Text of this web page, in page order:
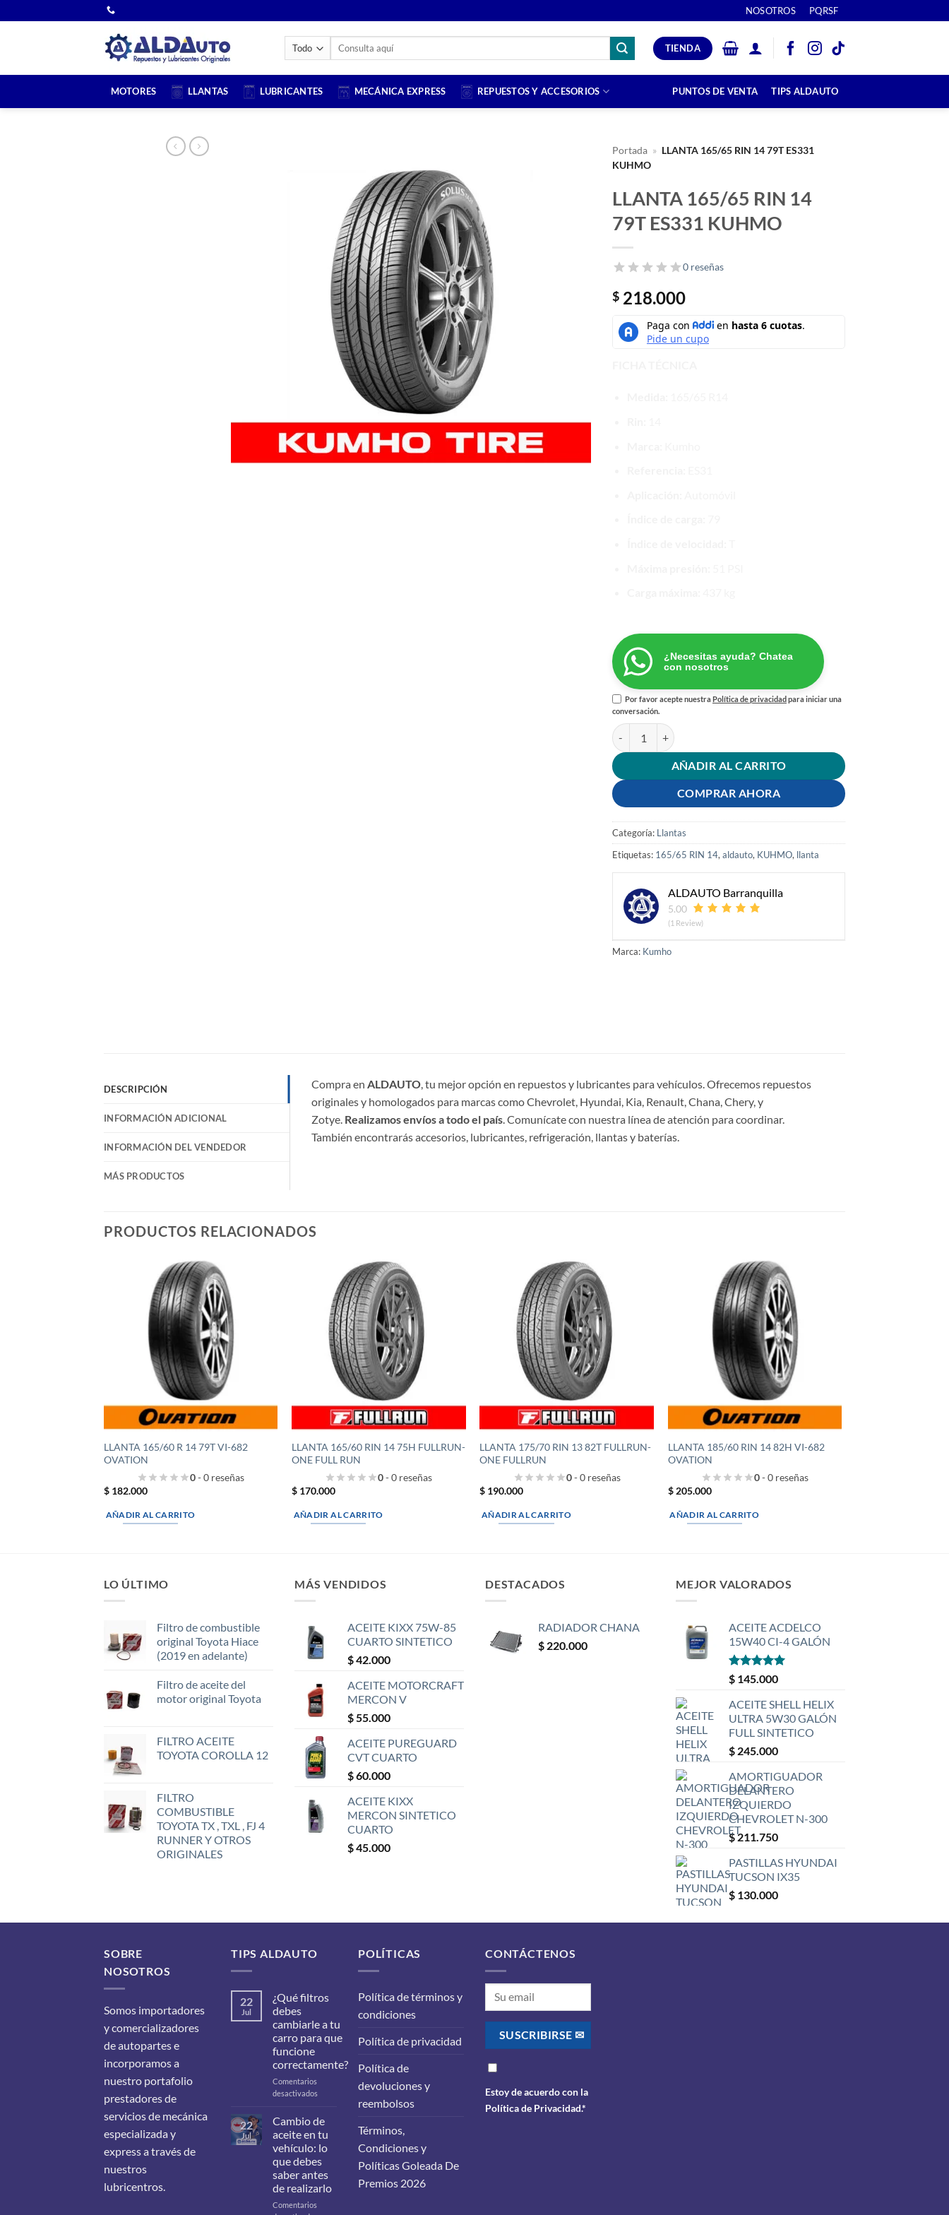
al
NOSOTROS PQRSF
Buscar
TIENDA
MOTORES LLANTAS LUBRICANTES MECÁNICA EXPRESS REPUESTOS Y ACCESORIOS PUNTOS DE VENTA TIPS ALDAUTO
Portada » LLANTA 165/65 RIN 14 79T ES331
KUHMO
LLANTA 165/65 RIN 14
79T ES331 KUHMO
0 reseñas
$ 218.000
¿Necesitas ayuda? Chatea
con nosotros
Por favor acepte nuestraPolítica de privacidadpara iniciar una
conversación.
LLANTA 165/65 RIN 14 79T ES331 KUHMO cantidad
AÑADIR AL CARRITO
COMPRAR AHORA
Categoría: Llantas
Etiquetas: 165/65 RIN 14,aldauto, KUHMO, llanta
ALDAUTO Barranquilla
5.00
(1 Review)
Marca: Kumho
DESCRIPCIÓN
INFORMACIÓN ADICIONAL
INFORMACIÓN DEL VENDEDOR
MÁS PRODUCTOS
Compra en ALDAUTO, tu mejor opción en repuestos y lubricantes para vehículos. Ofrecemos repuestos
originales y homologados para marcas como Chevrolet, Hyundai, Kia, Renault, Chana, Chery, y
Zotye. Realizamos envíos a todo el país. Comunícate con nuestra línea de atención para coordinar.
También encontrarás accesorios, lubricantes, refrigeración, llantas y baterías.
PRODUCTOS RELACIONADOS
LLANTA 165/60 R 14 79T VI-682
OVATION
0- 0 reseñas
$182.000
AÑADIR AL CARRITO
LLANTA 165/60 RIN 14 75H FULLRUN-
ONE FULL RUN
0- 0 reseñas
$ 170.000
AÑADIR AL CARRITO
LLANTA 175/70 RIN 13 82T FULLRUN-
ONE FULLRUN
0- 0 reseñas
$ 190.000
AÑADIR AL CARRITO
LLANTA 185/60 RIN 14 82H VI-682
OVATION
0- 0 reseñas
$205.000
AÑADIR AL CARRITO
LO ÚLTIMO
Filtro de combustible
original Toyota Hiace
(2019 en adelante)
Filtro de aceite del
motor original Toyota
FILTRO ACEITE
TOYOTA COROLLA 12
FILTRO
COMBUSTIBLE
TOYOTA TX , TXL , FJ 4
RUNNER Y OTROS
ORIGINALES
MÁS VENDIDOS
ACEITE KIXX 75W-85
CUARTO SINTETICO
$42.000
ACEITE MOTORCRAFT
MERCON V
$55.000
ACEITE PUREGUARD
CVT CUARTO
$60.000
ACEITE KIXX
MERCON SINTETICO
CUARTO
$45.000
DESTACADOS
RADIADOR CHANA
$ 220.000
MEJOR VALORADOS
ACEITE ACDELCO
15W40 CI-4 GALÓN
Valorado
con
$ 145.000
ACEITE SHELL HELIX
ULTRA 5W30 GALÓN
FULL SINTETICO
$ 245.000
AMORTIGUADOR
DELANTERO
IZQUIERDO
CHEVROLET N-300
$211.750
PASTILLAS HYUNDAI
TUCSON IX35
$ 130.000
SOBRE
NOSOTROS
Somos importadores
y comercializadores
de autopartes e
incorporamos a
nuestro portafolio
prestadores de
servicios de mecánica
especializada y
express a través de
nuestros
lubricentros.
TIPS ALDAUTO
22
Jul
¿Qué filtros
debes
cambiarle a tu
carro para que
funcione
correctamente?
Comentarios
desactivados
filtros
debes
cambiarle
a
tu
carro
para
22
Jul
Cambio de
aceite en tu
vehículo: lo
que debes
saber antes
de realizarlo
Comentarios
POLÍTICAS
Política de términos y
condiciones
Política de privacidad
Política de
devoluciones y
reembolsos
Términos,
Condiciones y
Políticas Goleada De
Premios 2026
CONTÁCTENOS
Estoy de acuerdo con la
Política de Privacidad.*